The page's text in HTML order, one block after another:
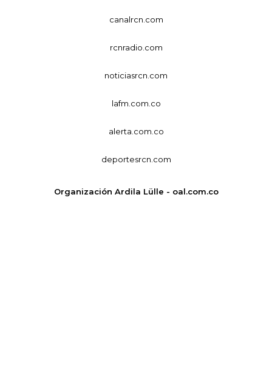
canalrcn.com
rcnradio.com
noticiasrcn.com
lafm.com.co
alerta.com.co
deportesrcn.com
Organización Ardila Lülle - oal.com.co